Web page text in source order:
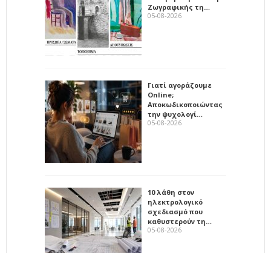
Ζωγραφικής τη…
05-08-2026
Γιατί αγοράζουμε
Online;
Αποκωδικοποιώντας
την ψυχολογί…
05-08-2026
10 λάθη στον
ηλεκτρολογικό
σχεδιασμό που
καθυστερούν τη…
05-08-2026